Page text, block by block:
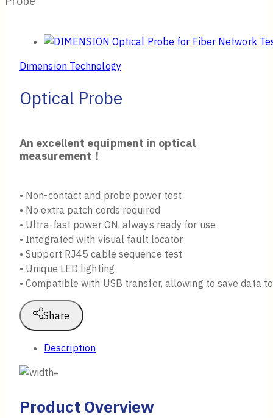
Dimension Technology
Optical Probe
An excellent equipment in optical
measurement！
• Non-contact and probe power test
• No extra patch cords required
• Ultra-fast power ON, always ready for use
• Integrated with visual fault locator
• Support RJ45 cable sequence test
• Unique LED lighting
• Compatible with USB transfer, allowing to save data
Share
Description
Product Overview